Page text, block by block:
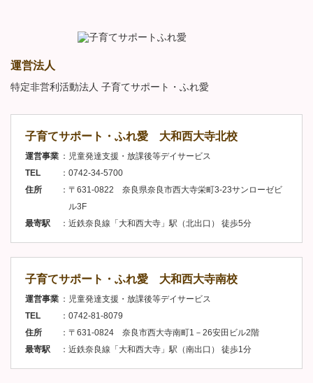
運営法人
特定非営利活動法人 子育てサポート・ふれ愛
子育てサポート・ふれ愛 大和西大寺北校
運営事業
児童発達支援・放課後等デイサービス
TEL
0742-34-5700
住所
〒631-0822 奈良県奈良市西大寺栄町3-23サンローゼビ
ル3F
最寄駅
近鉄奈良線「大和西大寺」駅（北出口） 徒歩5分
子育てサポート・ふれ愛 大和西大寺南校
運営事業
児童発達支援・放課後等デイサービス
TEL
0742-81-8079
住所
〒631-0824 奈良市西大寺南町1－26安田ビル2階
最寄駅
近鉄奈良線「大和西大寺」駅（南出口） 徒歩1分